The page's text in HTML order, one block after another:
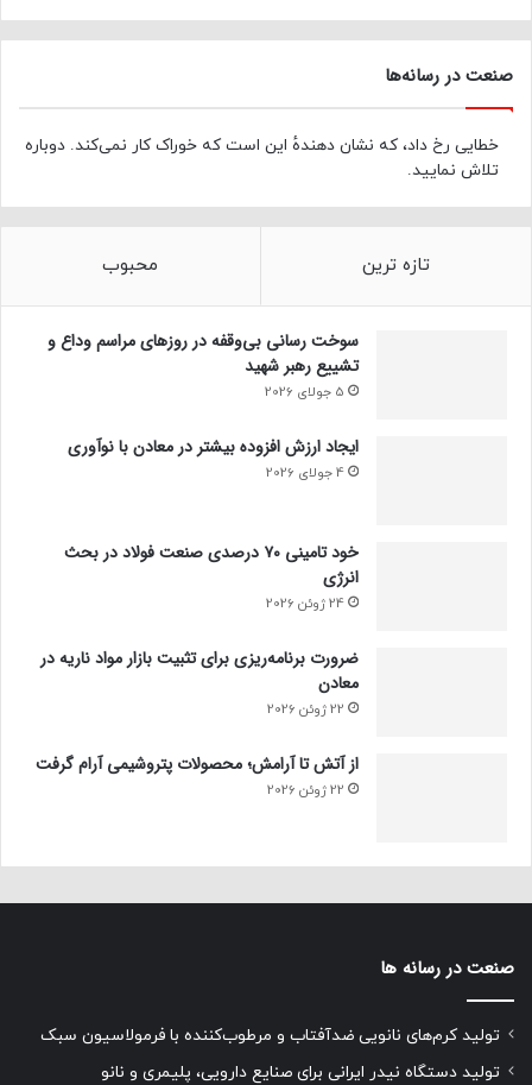
صنعت در رسانه‌ها
خطایی رخ داد، که نشان دهندهٔ این است که خوراک کار نمی‌کند. دوباره
تلاش نمایید.
تازه ترین محبوب
سوخت رسانی بی‌وقفه در روز‌های مراسم وداع و
تشییع رهبر شهید
5 جولای 2026
ایجاد ارزش افزوده بیشتر در معادن با نوآوری
4 جولای 2026
خود تامینی ۷۰ درصدی صنعت فولاد در بحث
انرژی
24 ژوئن 2026
ضرورت برنامه‌ریزی برای تثبیت بازار مواد ناریه در
معادن
22 ژوئن 2026
از آتش تا آرامش؛ محصولات پتروشیمی آرام گرفت
22 ژوئن 2026
صنعت در رسانه ها
تولید کرم‌های نانویی ضدآفتاب و مرطوب‌کننده با فرمولاسیون سبک
تولید دستگاه نیدر ایرانی برای صنایع دارویی، پلیمری و نانو